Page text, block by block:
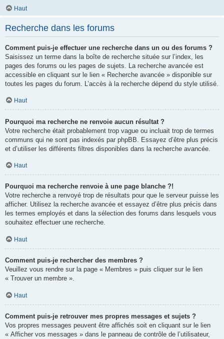
Haut
Recherche dans les forums
Comment puis-je effectuer une recherche dans un ou des forums ?
Saisissez un terme dans la boîte de recherche située sur l’index, les
pages des forums ou les pages de sujets. La recherche avancée est
accessible en cliquant sur le lien « Recherche avancée » disponible sur
toutes les pages du forum. L’accès à la recherche dépend du style utilisé.
Haut
Pourquoi ma recherche ne renvoie aucun résultat ?
Votre recherche était probablement trop vague ou incluait trop de termes
communs qui ne sont pas indexés par phpBB. Essayez d’être plus précis
et d’utiliser les différents filtres disponibles dans la recherche avancée.
Haut
Pourquoi ma recherche renvoie à une page blanche ?!
Votre recherche a renvoyé trop de résultats pour que le serveur puisse les
afficher. Utilisez la recherche avancée et essayez d’être plus précis dans
les termes employés et dans la sélection des forums dans lesquels vous
souhaitez effectuer une recherche.
Haut
Comment puis-je rechercher des membres ?
Veuillez vous rendre sur la page « Membres » puis cliquer sur le lien
« Trouver un membre ».
Haut
Comment puis-je retrouver mes propres messages et sujets ?
Vos propres messages peuvent être affichés soit en cliquant sur le lien
« Afficher vos messages » dans le panneau de contrôle de l’utilisateur,